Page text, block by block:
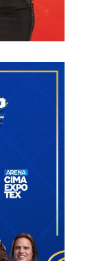
o Paraguai se
pelo
ambas, o atacante
além do
passagens por
Bahia, Botafogo,